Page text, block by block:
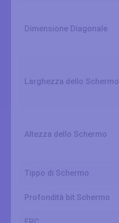
Dimensione Diagonale
Larghezza dello Schermo
Altezza dello Schermo
Tippo di Schermo
Profondità bit Schermo